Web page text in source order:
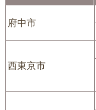
府中市
西東京市